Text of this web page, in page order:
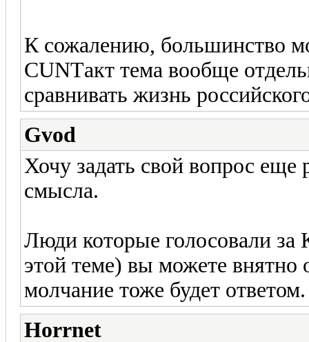
К сожалению, большинство
CUNTакт тема вообще
сравнивать жизнь
Gvod
Хочу задать свой вопрос еще
смысла.
Люди которые голосовали
этой теме) вы можете внятно
молчание тоже будет ответом.
Horrnet